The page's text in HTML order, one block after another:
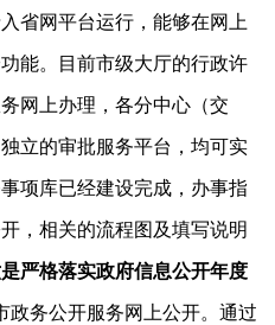
省网平台运行，能够在网上
能。目前市级大厅的行政许
网上办理，各分中心（交
立的审批服务平台，均可实
项库已经建设完成，办事指
，相关的流程图及填写说明
严格落实政府信息公开年度
政务公开服务网上公开。通过